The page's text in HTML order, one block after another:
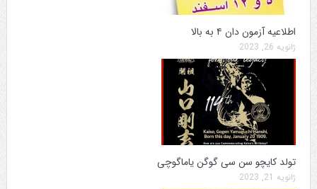
اطلاعیه آزمون دان ۴ به بالا
ژانویه 26, 2023
تولد کایچو سن سی گوگن یاماگوچی
ژانویه 21, 2023